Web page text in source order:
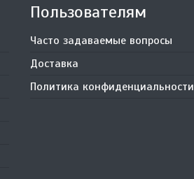
Пользователям
Часто задаваемые вопросы
Доставка
Политика конфиденциальности